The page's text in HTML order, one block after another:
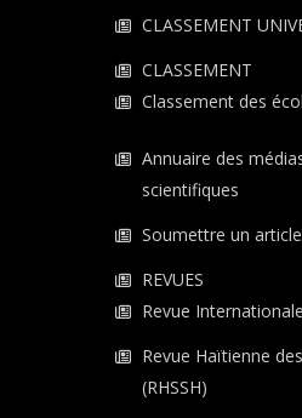
CLASSEMENT
CLASSEMENT
Classement des
Annuaire des
scientifiques
Soumettre un article
REVUES
Revue
Revue Haïtienne
(RHSSH)